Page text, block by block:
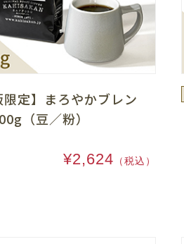
限定】まろやかブレン
（豆／粉）
¥2,624 （税込）